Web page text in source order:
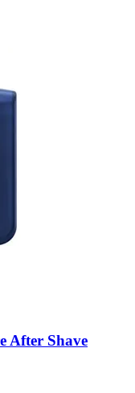
After Shave